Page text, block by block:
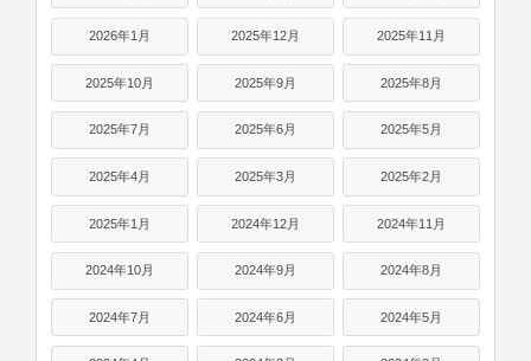
2026年1月 2025年12月 2025年11月
2025年10月 2025年9月 2025年8月
2025年7月 2025年6月 2025年5月
2025年4月 2025年3月 2025年2月
2025年1月 2024年12月 2024年11月
2024年10月 2024年9月 2024年8月
2024年7月 2024年6月 2024年5月